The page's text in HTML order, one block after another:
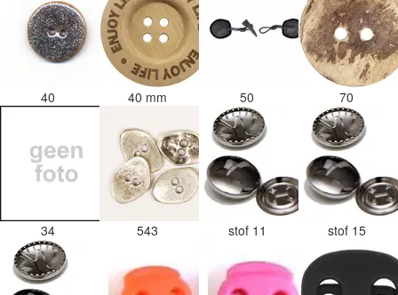
40 40 mm 50 70
34 543 stof 11 stof 15